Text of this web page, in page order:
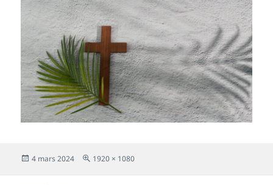
Publié
4 mars 2024
Taille
1920 × 1080